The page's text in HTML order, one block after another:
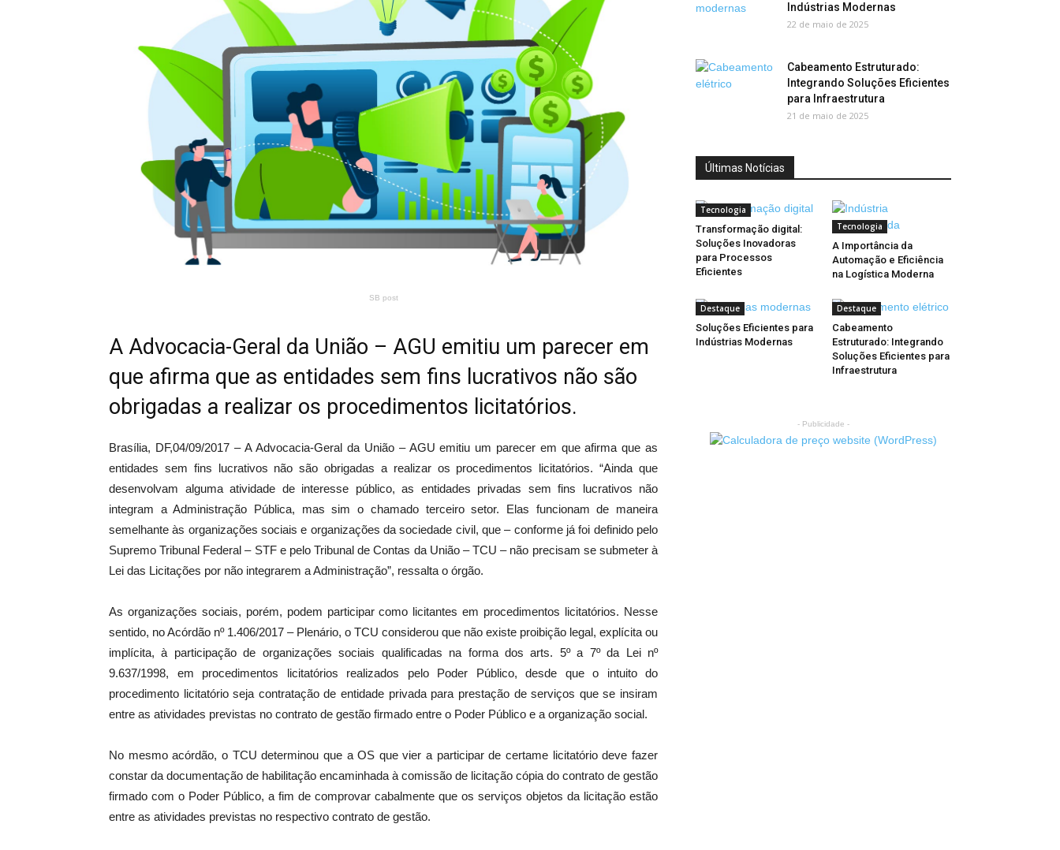
SB post
A Advocacia-Geral da União – AGU emitiu um parecer em
que afirma que as entidades sem fins lucrativos não são
obrigadas a realizar os procedimentos licitatórios.
Brasília, DF,04/09/2017 –A Advocacia-Geral da União – AGU emitiu um parecer em que afirma que as
entidades sem fins lucrativos não são obrigadas a realizar os procedimentos licitatórios. “Ainda que
desenvolvam alguma atividade de interesse público, as entidades privadas sem fins lucrativos não
integram a Administração Pública, mas sim o chamado terceiro setor. Elas funcionam de maneira
semelhante às organizações sociais e organizações da sociedade civil, que – conforme já foi definido pelo
Supremo Tribunal Federal – STF e pelo Tribunal de Contas da União – TCU – não precisam se submeter à
Lei das Licitações por não integrarem a Administração”, ressalta o órgão.
As organizações sociais, porém, podem participar como licitantes em procedimentos licitatórios. Nesse
sentido, no Acórdão nº 1.406/2017 – Plenário, o TCU considerou que não existe proibição legal, explícita ou
implícita, à participação de organizações sociais qualificadas na forma dos arts. 5º a 7º da Lei nº
9.637/1998, em procedimentos licitatórios realizados pelo Poder Público, desde que o intuito do
procedimento licitatório seja contratação de entidade privada para prestação de serviços que se insiram
entre as atividades previstas no contrato de gestão firmado entre o Poder Público e a organização social.
No mesmo acórdão, o TCU determinou que a OS que vier a participar de certame licitatório deve fazer
constar da documentação de habilitação encaminhada à comissão de licitação cópia do contrato de gestão
firmado com o Poder Público, a fim de comprovar cabalmente que os serviços objetos da licitação estão
entre as atividades previstas no respectivo contrato de gestão.
Indústrias Modernas
22 de maio de 2025
Cabeamento Estruturado:
Integrando Soluções Eficientes
para Infraestrutura
21 de maio de 2025
Últimas Notícias
Tecnologia
Transformação digital:
Soluções Inovadoras
para Processos
Eficientes
Tecnologia
A Importância da
Automação e Eficiência
na Logística Moderna
Destaque
Soluções Eficientes para
Indústrias Modernas
Destaque
Cabeamento
Estruturado: Integrando
Soluções Eficientes para
Infraestrutura
- Publicidade -